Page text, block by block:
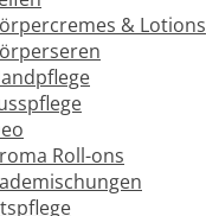
& Lotions
Roll-ons